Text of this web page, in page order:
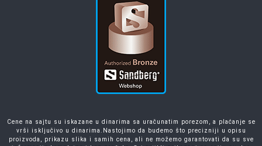
Cene na sajtu su iskazane u dinarima sa uračunatim porezom, a plaćanje se
vrši isključivo u dinarima.Nastojimo da budemo što precizniji u opisu
proizvoda, prikazu slika i samih cena, ali ne možemo garantovati da su sve